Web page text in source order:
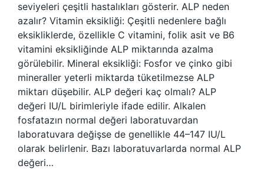
seviyeleri çeşitli hastalıkları gösterir. ALP neden
azalır? Vitamin eksikliği: Çeşitli nedenlere bağlı
eksikliklerde, özellikle C vitamini, folik asit ve B6
vitamini eksikliğinde ALP miktarında azalma
görülebilir. Mineral eksikliği: Fosfor ve çinko gibi
mineraller yeterli miktarda tüketilmezse ALP
miktarı düşebilir. ALP değeri kaç olmalı? ALP
değeri IU/L birimleriyle ifade edilir. Alkalen
fosfatazın normal değeri laboratuvardan
laboratuvara değişse de genellikle 44–147 IU/L
olarak belirlenir. Bazı laboratuvarlarda normal ALP
değeri…